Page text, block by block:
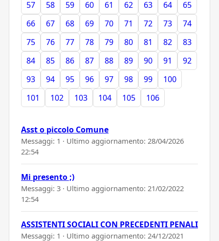
57
58 59 60 61 62 63 64
65
66
67 68 69 70 71 72 73
74
75
76 77 78 79 80 81 82
83
84
85 86 87 88 89 90 91
92
93
94 95 96 97 98 99
100
101
102 103 104 105 106
Asst o piccolo Comune
Messaggi: 1 · Ultimo aggiornamento: 28/04/2026
22:54
Mi presento ;)
Messaggi: 3 · Ultimo aggiornamento: 21/02/2022
12:54
ASSISTENTI SOCIALI CON PRECEDENTI PENALI
Messaggi: 1 · Ultimo aggiornamento: 24/12/2021